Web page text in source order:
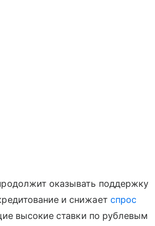
оказывать поддержку
и снижает спрос
высокие ставки по рублевым